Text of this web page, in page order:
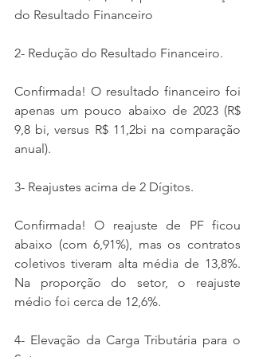
do Resultado Financeiro
2- Redução do Resultado Financeiro.
Confirmada! O resultado financeiro foi
apenas um pouco abaixo de 2023 (R$
9,8 bi, versus R$ 11,2bi na comparação
anual).
3- Reajustes acima de 2 Dígitos.
Confirmada! O reajuste de PF ficou
abaixo (com 6,91%), mas os contratos
coletivos tiveram alta média de 13,8%.
Na proporção do setor, o reajuste
médio foi cerca de 12,6%.
4- Elevação da Carga Tributária para o